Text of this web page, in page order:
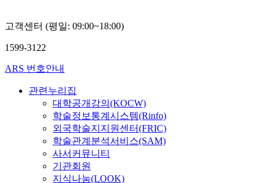
고객센터 (평일: 09:00~18:00)
1599-3122
ARS 번호안내
관련누리집
대학공개강의(KOCW)
학술정보통계시스템(Rinfo)
외국학술지지원센터(FRIC)
학술관계분석서비스(SAM)
사서커뮤니티
기관회원
지식나눔(LOOK)